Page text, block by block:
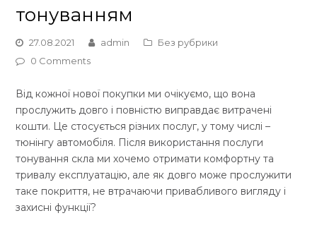
тонуванням
27.08.2021 admin
Без рубрики
0 Comments
Від кожної нової покупки ми очікуємо, що вона
прослужить довго і повністю виправдає витрачені
кошти. Це стосується різних послуг, у тому числі –
тюнінгу автомобіля. Після використання послуги
тонування скла ми хочемо отримати комфортну та
тривалу експлуатацію, але як довго може прослужити
таке покриття, не втрачаючи привабливого вигляду і
захисні функції?